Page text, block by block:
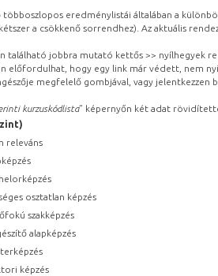
többoszlopos eredménylistái általában a
a csökkenő sorrendhez). Az aktuális
található jobbra mutató kettős >> nyílhegyek
előfordulhat, hogy egy link már védett, nem
megfelelő gombjával, vagy
kurzuskódlista” képernyőn két adat
releváns
osztatlan képzés
szakképzés
alapképzés
képzés